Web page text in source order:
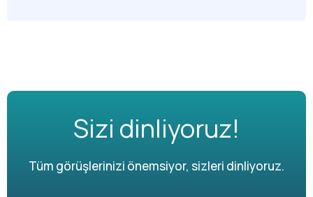
Sizi dinliyoruz!
Tüm görüşlerinizi önemsiyor, sizleri dinliyoruz.